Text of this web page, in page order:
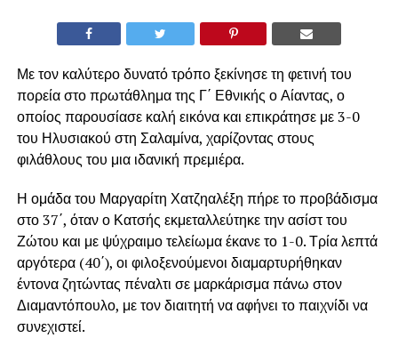
Με τον καλύτερο δυνατό τρόπο ξεκίνησε τη φετινή του
πορεία στο πρωτάθλημα της Γ΄ Εθνικής ο Αίαντας, ο
οποίος παρουσίασε καλή εικόνα και επικράτησε με 3-0
του Ηλυσιακού στη Σαλαμίνα, χαρίζοντας στους
φιλάθλους του μια ιδανική πρεμιέρα.
Η ομάδα του Μαργαρίτη Χατζηαλέξη πήρε το προβάδισμα
στο 37΄, όταν ο Κατσής εκμεταλλεύτηκε την ασίστ του
Ζώτου και με ψύχραιμο τελείωμα έκανε το 1-0. Τρία λεπτά
αργότερα (40΄), οι φιλοξενούμενοι διαμαρτυρήθηκαν
έντονα ζητώντας πέναλτι σε μαρκάρισμα πάνω στον
Διαμαντόπουλο, με τον διαιτητή να αφήνει το παιχνίδι να
συνεχιστεί.